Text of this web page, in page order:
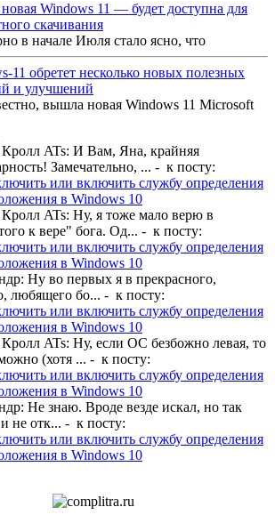
Windows 11 — будет доступна для
скачивания
в начале Июля стало ясно, что
11 обретет несколько новых полезных
и улучшений
вышла новая Windows 11 Microsoft
ATs: И Вам, Яна, крайняя
Замечательно, ... - к посту:
или включить службу определения
в Windows 10
ATs: Ну, я тоже мало верю в
к вере" бога. Од... - к посту:
или включить службу определения
в Windows 10
: Ну во первых я в прекрасного,
любящего бо... - к посту:
или включить службу определения
в Windows 10
ATs: Ну, если ОС безбожно левая, то
(хотя ... - к посту:
или включить службу определения
в Windows 10
: Не знаю. Вроде везде искал, но так
не отк... - к посту:
или включить службу определения
в Windows 10